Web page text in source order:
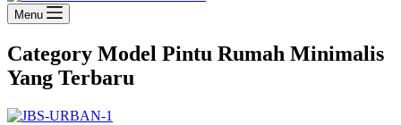
Menu
Category Model Pintu Rumah Minimalis
Yang Terbaru